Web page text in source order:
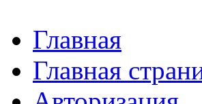
Главная
Главная